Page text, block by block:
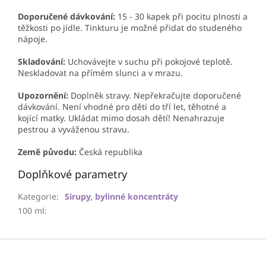
Doporučené dávkování: 15 - 30 kapek při pocitu plnosti a
těžkosti po jídle. Tinkturu je možné přidat do studeného
nápoje.
Skladování: Uchovávejte v suchu při pokojové teplotě.
Neskladovat na přímém slunci a v mrazu.
Upozornění: Doplněk stravy. Nepřekračujte doporučené
dávkování. Není vhodné pro děti do tří let, těhotné a
kojící matky. Ukládat mimo dosah dětí! Nenahrazuje
pestrou a vyváženou stravu.
Země původu: Česká republika
Doplňkové parametry
Kategorie: Sirupy, bylinné koncentráty
100 ml:
Z